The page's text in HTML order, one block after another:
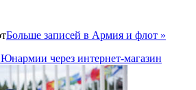
Больше записей в Армия и флот »
через интернет-магазин